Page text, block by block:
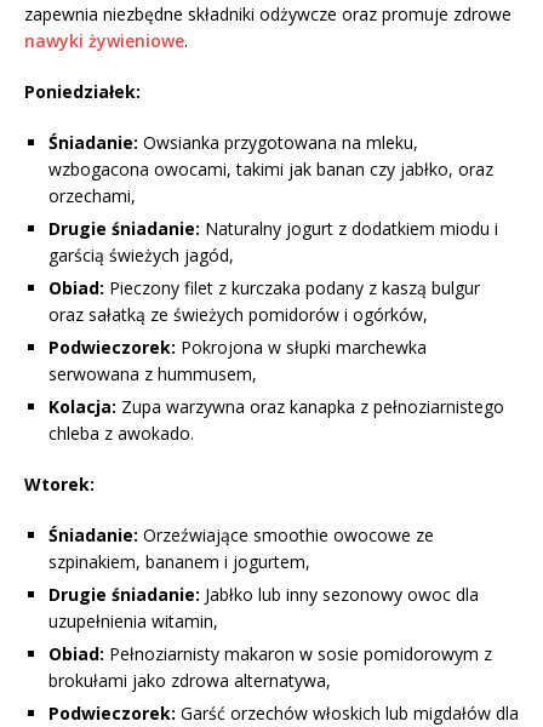
zapewnia niezbędne składniki odżywcze oraz promuje zdrowe
nawyki żywieniowe.
Poniedziałek:
Śniadanie: Owsianka przygotowana na mleku,
wzbogacona owocami, takimi jak banan czy jabłko, oraz
orzechami,
Drugie śniadanie: Naturalny jogurt z dodatkiem miodu i
garścią świeżych jagód,
Obiad: Pieczony filet z kurczaka podany z kaszą bulgur
oraz sałatką ze świeżych pomidorów i ogórków,
Podwieczorek: Pokrojona w słupki marchewka
serwowana z hummusem,
Kolacja: Zupa warzywna oraz kanapka z pełnoziarnistego
chleba z awokado.
Wtorek:
Śniadanie: Orzeźwiające smoothie owocowe ze
szpinakiem, bananem i jogurtem,
Drugie śniadanie: Jabłko lub inny sezonowy owoc dla
uzupełnienia witamin,
Obiad: Pełnoziarnisty makaron w sosie pomidorowym z
brokułami jako zdrowa alternatywa,
Podwieczorek: Garść orzechów włoskich lub migdałów dla